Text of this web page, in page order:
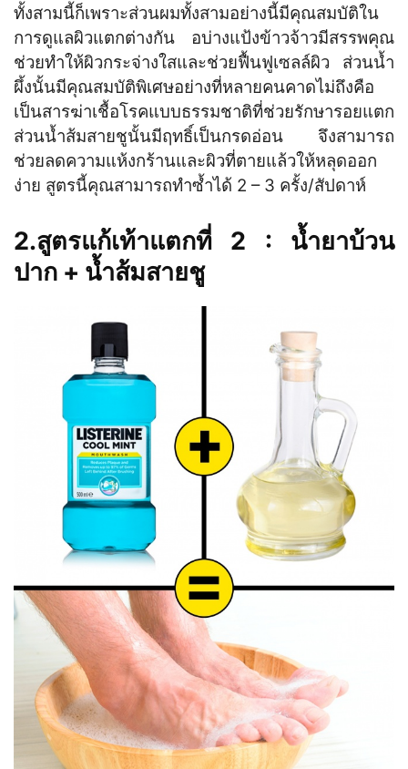
ทั้งสามนี้ก็เพราะส่วนผมทั้งสามอย่างนี้มีคุณสมบัติใน
การดูแลผิวแตกต่างกัน อบ่างแป้งข้าวจ้าวมีสรรพคุณ
ช่วยทำให้ผิวกระจ่างใสและช่วยฟื้นฟูเซลล์ผิว ส่วนน้ำ
ผึ้งนั้นมีคุณสมบัติพิเศษอย่างที่หลายคนคาดไม่ถึงคือ
เป็นสารฆ่าเชื้อโรคแบบธรรมชาติที่ช่วยรักษารอยแตก
ส่วนน้ำส้มสายชูนั้นมีฤทธิ์เป็นกรดอ่อน จึงสามารถ
ช่วยลดความแห้งกร้านและผิวที่ตายแล้วให้หลุดออก
ง่าย สูตรนี้คุณสามารถทำซ้ำได้ 2 – 3 ครั้ง/สัปดาห์
2.สูตรแก้เท้าแตกที่ 2 : น้ำยาบ้วน
ปาก + น้ำส้มสายชู